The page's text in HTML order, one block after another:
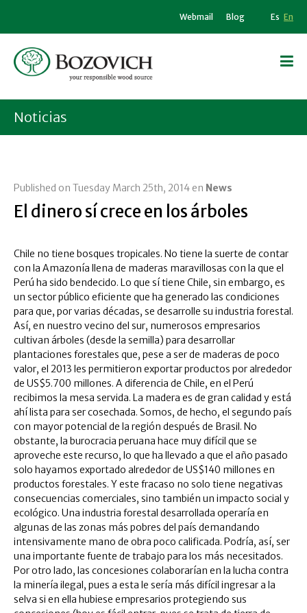
Webmail Blog Es En
Noticias
Published on Tuesday March 25th, 2014 en News
El dinero sí crece en los árboles
Chile no tiene bosques tropicales. No tiene la suerte de contar
con la Amazonía llena de maderas maravillosas con la que el
Perú ha sido bendecido. Lo que sí tiene Chile, sin embargo, es
un sector público eficiente que ha generado las condiciones
para que, por varias décadas, se desarrolle su industria forestal.
Así, en nuestro vecino del sur, numerosos empresarios
cultivan árboles (desde la semilla) para desarrollar
plantaciones forestales que, pese a ser de maderas de poco
valor, el 2013 les permitieron exportar productos por alrededor
de US$5.700 millones. A diferencia de Chile, en el Perú
recibimos la mesa servida. La madera es de gran calidad y está
ahí lista para ser cosechada. Somos, de hecho, el segundo país
con mayor potencial de la región después de Brasil. No
obstante, la burocracia peruana hace muy difícil que se
aproveche este recurso, lo que ha llevado a que el año pasado
solo hayamos exportado alrededor de US$140 millones en
productos forestales. Y este fracaso no solo tiene negativas
consecuencias comerciales, sino también un impacto social y
ecológico. Una industria forestal desarrollada operaría en
algunas de las zonas más pobres del país demandando
intensivamente mano de obra poco calificada. Podría, así, ser
una importante fuente de trabajo para los más necesitados.
Por otro lado, las concesiones colaborarían en la lucha contra
la minería ilegal, pues a esta le sería más difícil ingresar a la
selva si en ella hubiese empresarios protegiendo sus